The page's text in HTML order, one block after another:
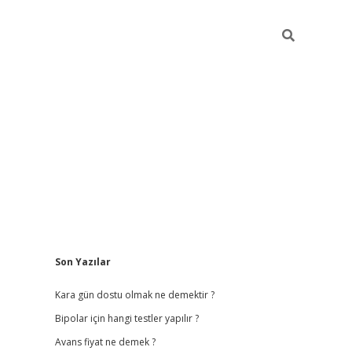
Sidebar
Son Yazılar
Kara gün dostu olmak ne demektir ?
Bipolar için hangi testler yapılır ?
Avans fiyat ne demek ?